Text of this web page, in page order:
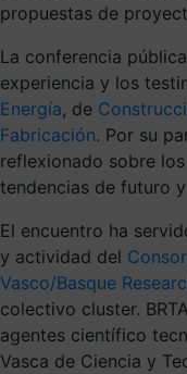
propuestas de
La conferencia
experiencia y los
Energía, de
Fabricación. Por su
reflexionado sobre
tendencias de futuro
El encuentro ha
y actividad del
Vasco/Basque
colectivo cluster.
agentes científico
Vasca de Ciencia y